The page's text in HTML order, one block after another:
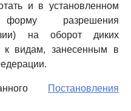
и в установленном
разрешения
на оборот диких
к видам, занесенным в
Постановления